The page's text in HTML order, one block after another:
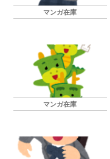
マンガ在庫
マンガ在庫